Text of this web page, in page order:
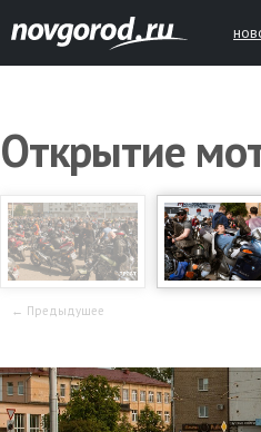
Открытие
← Предыдущее